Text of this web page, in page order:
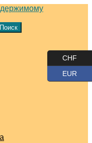
Поиск
CHF
EUR